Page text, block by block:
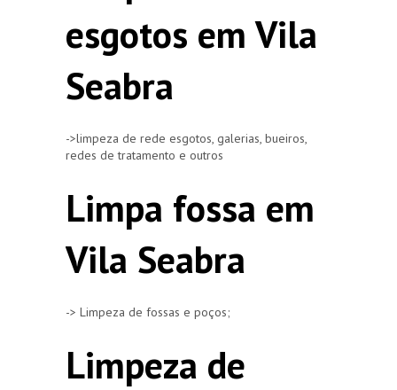
esgotos em Vila
Seabra
->limpeza de rede esgotos, galerias, bueiros,
redes de tratamento e outros
Limpa fossa em
Vila Seabra
-> Limpeza de fossas e poços;
Limpeza de